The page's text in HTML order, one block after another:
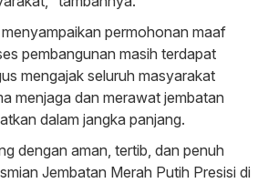
permohonan maaf
pembangunan masih terdapat
mengajak seluruh masyarakat
menjaga dan merawat jembatan
dalam jangka panjang.
dengan aman, tertib, dan penuh
Jembatan Merah Putih Presisi di